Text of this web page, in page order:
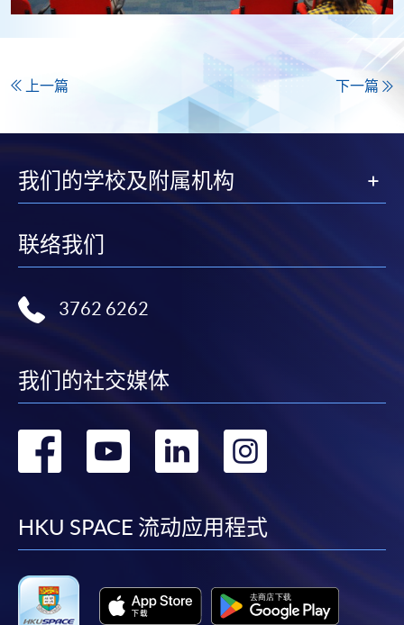
上一篇 下一篇
我们的学校及附属机构
联络我们
3762 6262
我们的社交媒体
转
facebook
转
youtube
转
linkedin
转
HKU SPACE 流动应用程式